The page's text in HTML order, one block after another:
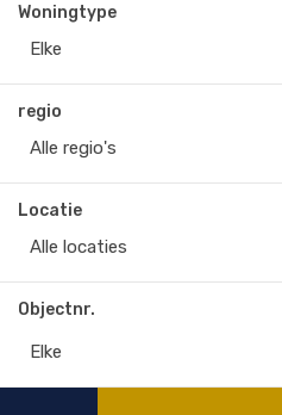
Woningtype
Elke
regio
Alle regio's
Locatie
Alle locaties
Objectnr.